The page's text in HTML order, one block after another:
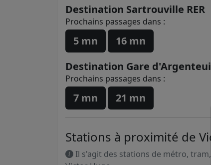
Destination Sartrouville RER
Prochains passages dans :
5 mn
16 mn
Destination Gare
Prochains passages dans :
7 mn 21 mn
Stations à proximité de
Il s'agit des stations de métro, tram,